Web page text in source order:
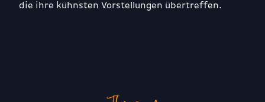
die ihre kühnsten Vorstellungen übertreffen.